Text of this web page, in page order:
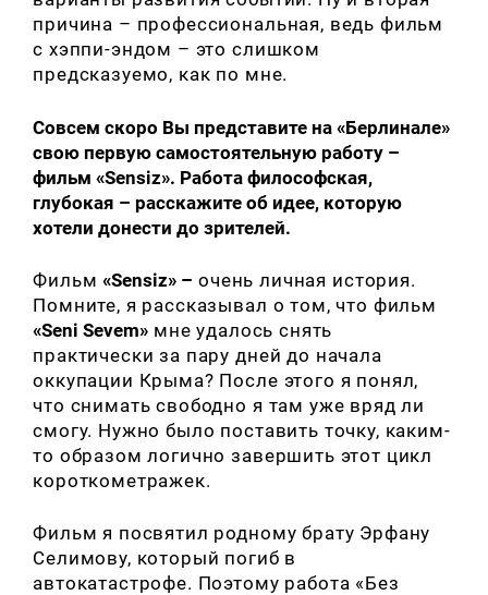
причина – профессиональная, ведь фильм
с хэппи-эндом – это слишком
предсказуемо, как по мне.
Совсем скоро Вы представите на «Берлинале»
свою первую самостоятельную работу –
фильм «Sensiz». Работа философская,
глубокая – расскажите об идее, которую
хотели донести до зрителей.
Фильм«Sensiz» – очень личная история.
Помните, я рассказывал о том, что фильм
«Seni Sevem» мне удалось снять
практически за пару дней до начала
оккупации Крыма? После этого я понял,
что снимать свободно я там уже вряд ли
смогу. Нужно было поставить точку, каким-
то образом логично завершить этот цикл
короткометражек.
Фильм я посвятил родному брату Эрфану
Селимову, который погиб в
автокатастрофе. Поэтому работа «Без